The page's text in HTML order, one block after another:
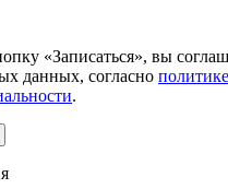
«Записаться», вы
данных, согласно политике
.